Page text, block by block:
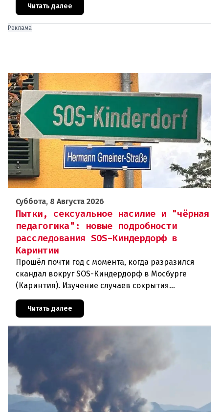
отправляют на дополнительную пров
Читать далее
Реклама
Суббота, 8 Августа 2026
Пытки, сексуальное насилие и "чёрная
педагогика": новые подробности
расследования SOS-Киндердорф в
Каринтии
Прошёл почти год с момента, когда разразился
скандал вокруг SOS-Киндердорф в Мосбурге
(Каринтия). Изучение случаев сокрытия
масштабное расследование, которое продо
Читать далее